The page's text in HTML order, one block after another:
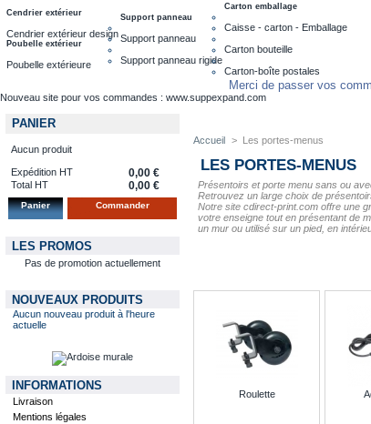
Cendrier extérieur
Cendrier extérieur design
Poubelle extérieur
Poubelle extérieure
Support panneau
Support panneau
Support panneau rigide
Carton emballage
Caisse - carton - Emballage
Carton bouteille
Carton-boîte postales
Merci de passer vos
Nouveau site pour vos commandes : www.suppexpand.com
PANIER
Aucun produit
Expédition HT 0,00 €
Total HT 0,00 €
Panier Commander
LES PROMOS
Pas de promotion actuellement
NOUVEAUX PRODUITS
Aucun nouveau produit à l'heure
actuelle
INFORMATIONS
Livraison
Mentions légales
Accueil > Les portes-menus
LES PORTES-MENUS
Présentoirs et porte menu sans ou
Retrouvez un large choix de
Notre site cdirect-print.com offre une
votre enseigne tout en présentant de
un mur ou utilisé sur un pied, en
Roulette